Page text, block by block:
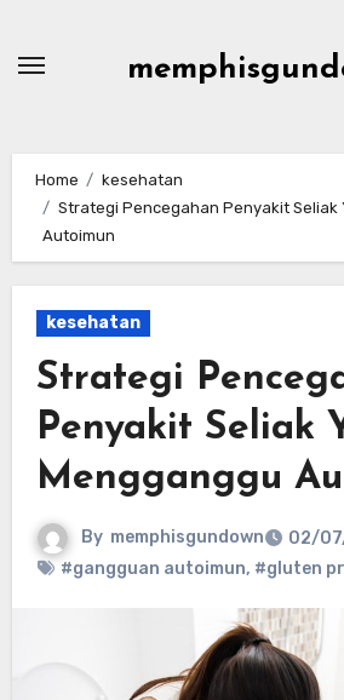
Home
kesehatan
Strategi Pencegahan Penyakit Seliak
Autoimun
kesehatan
Strategi
Penyakit Seliak
Mengganggu
By memphisgundown
02/
#gangguan autoimun, #gluten